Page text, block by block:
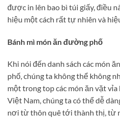
được in lên bao bì túi giấy, điều
hiệu một cách rất tự nhiên và
Bánh mì món ăn đường phố
Khi nói đến danh sách các món
phố, chúng ta không thể không
một trong top các món ăn vặt vỉa
Việt Nam, chúng ta có thể dễ
nơi từ thôn quê tới thành thị, từ